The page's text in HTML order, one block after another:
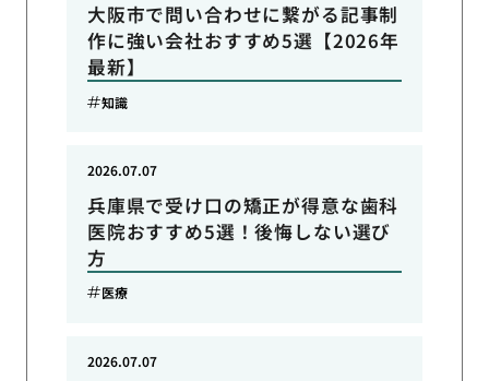
大阪市で問い合わせに繋がる記事制
作に強い会社おすすめ5選【2026年
最新】
知識
兵庫県で受け口の矯正が得意な歯科
医院おすすめ5選！後悔しない選び
方
2026.07.07
医療
2026.07.07